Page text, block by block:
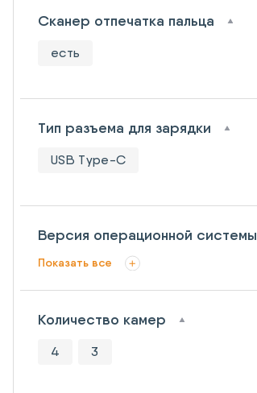
Сканер отпечатка пальца
есть
Тип разъема для зарядки
USB Type-C
Версия операционной системы
Показать все
Количество камер
4 3